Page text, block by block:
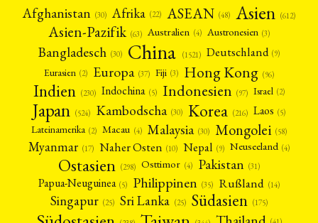
Afghanistan (30) Afrika (22) ASEAN (48) Asien (612)
Asien-Pazifik (63) Australien (4) Austronesien (3)
Bangladesch (30) China (1521) Deutschland (9)
Eurasien (2) Europa (37) Fiji (3) Hong Kong (96)
Indien (230) Indochina (5) Indonesien (97) Israel (2)
Japan (524) Kambodscha (30) Korea (216) Laos (5)
Lateinamerika (2) Macau (4) Malaysia (30) Mongolei (58)
Myanmar (17) Naher Osten (10) Nepal (9) Neuseeland (4)
Ostasien (298) Osttimor (4) Pakistan (31)
Papua-Neuguinea (5) Philippinen (35) Rußland (14)
Singapur (25) Sri Lanka (25) Südasien (175)